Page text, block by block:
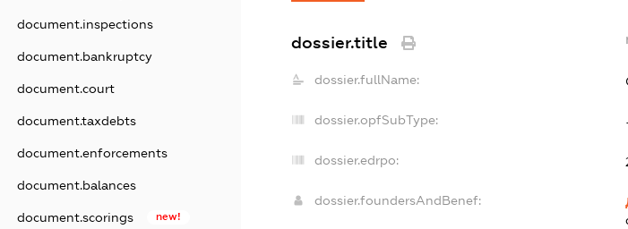
document.inspections
document.bankruptcy
document.court
document.taxdebts
document.enforcements
document.balances
document.scorings new!
dossier.title
dossier.fullName:
dossier.opfSubType:
dossier.edrpo:
dossier.foundersAndBenef: